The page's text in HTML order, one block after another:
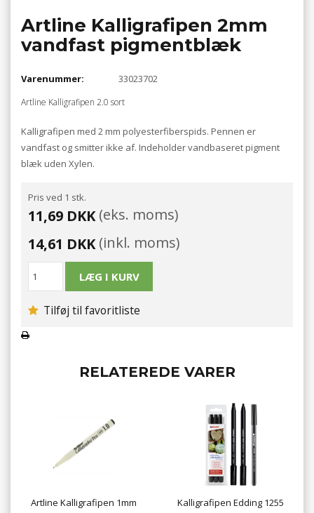
Artline Kalligrafipen 2mm
vandfast pigmentblæk
Varenummer: 33023702
Artline Kalligrafipen 2.0 sort
Kalligrafipen med 2 mm polyesterfiberspids. Pennen er
vandfast og smitter ikke af. Indeholder vandbaseret pigment
blæk uden Xylen.
Pris ved 1 stk.
11,69 DKK(eks. moms)
14,61 DKK(inkl. moms)
Tilføj til favoritliste
RELATEREDE VARER
Artline Kalligrafipen 1mm
Kalligrafipen Edding 1255